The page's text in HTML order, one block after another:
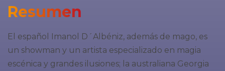
Resumen
El español Imanol D´Albéniz, además de mago, es
un showman y un artista especializado en magia
escénica y grandes ilusiones; la australiana Georgia